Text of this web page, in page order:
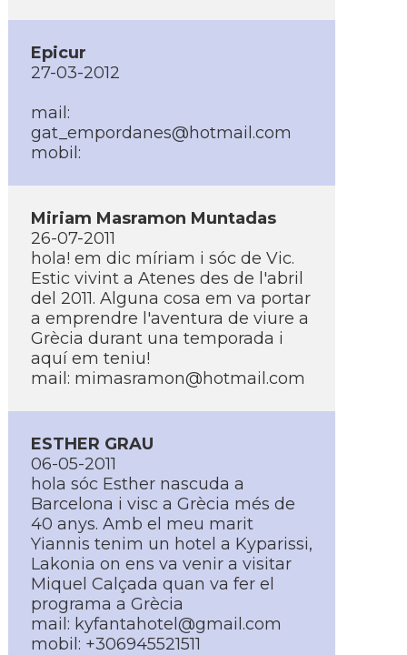
Epicur
27-03-2012
mail:
gat_empordanes@hotmail.com
mobil:
Miriam Masramon Muntadas
26-07-2011
hola! em dic mí­riam i sóc de Vic.
Estic vivint a Atenes des de l'abril
del 2011. Alguna cosa em va portar
a emprendre l'aventura de viure a
Grècia durant una temporada i
aquí­ em teniu!
mail: mimasramon@hotmail.com
ESTHER GRAU
06-05-2011
hola sóc Esther nascuda a
Barcelona i visc a Grècia més de
40 anys. Amb el meu marit
Yiannis tenim un hotel a Kyparissi,
Lakonia on ens va venir a visitar
Miquel Calçada quan va fer el
programa a Grècia
mail: kyfantahotel@gmail.com
mobil: +306945521511